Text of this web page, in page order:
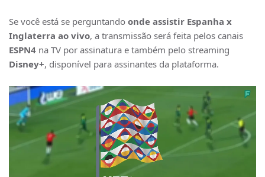
Se você está se perguntando onde assistir Espanha x
Inglaterra ao vivo, a transmissão será feita pelos canais
ESPN4 na TV por assinatura e também pelo streaming
Disney+, disponível para assinantes da plataforma.